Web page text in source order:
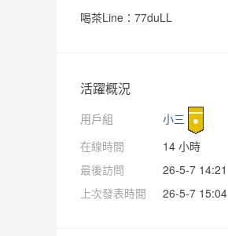
喝茶Line：77duLL
活躍概況
用戶組
小三
在線時間
14 小時
最後訪問
26-5-7 14:21
上次發表時間
26-5-7 15:04